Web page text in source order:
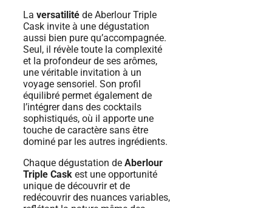
La versatilité de Aberlour Triple
Cask invite à une dégustation
aussi bien pure qu’accompagnée.
Seul, il révèle toute la complexité
et la profondeur de ses arômes,
une véritable invitation à un
voyage sensoriel. Son profil
équilibré permet également de
l’intégrer dans des cocktails
sophistiqués, où il apporte une
touche de caractère sans être
dominé par les autres ingrédients.
Chaque dégustation de Aberlour
Triple Cask est une opportunité
unique de découvrir et de
redécouvrir des nuances variables,